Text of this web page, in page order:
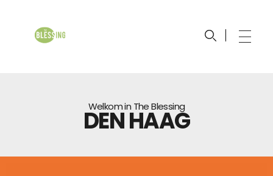
Welkom in The Blessing
DEN HAAG